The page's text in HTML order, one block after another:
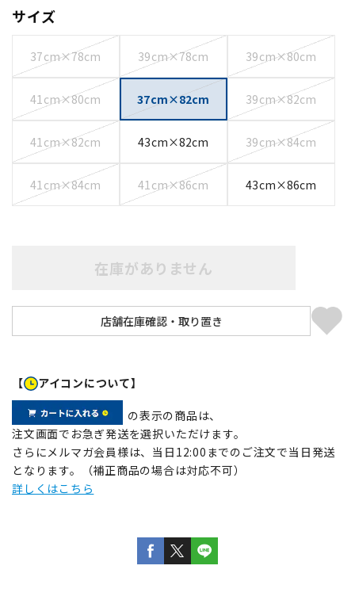
サイズ
37cm×78cm 39cm×78cm 39cm×80cm
41cm×80cm 37cm×82cm 39cm×82cm
41cm×82cm 43cm×82cm 39cm×84cm
41cm×84cm 41cm×86cm 43cm×86cm
在庫がありません
【 アイコンについて】
の表示の商品は、
注文画面でお急ぎ発送を選択いただけます。
さらにメルマガ会員様は、当日12:00までのご注文で当日発送
となります。（補正商品の場合は対応不可）
詳しくはこちら